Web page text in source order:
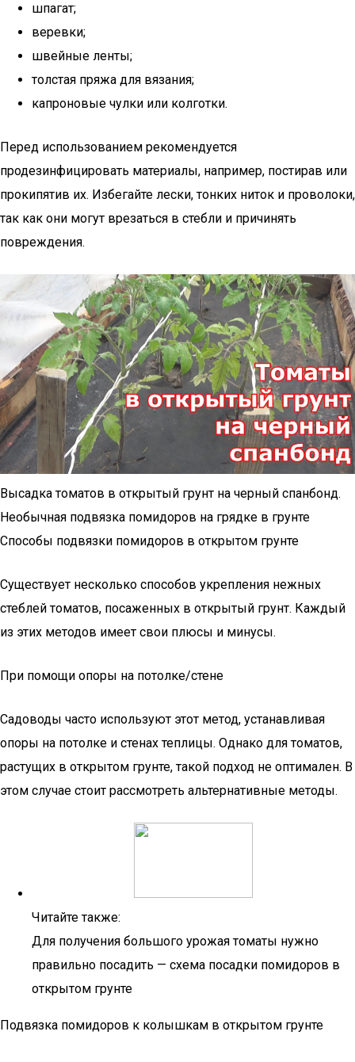
шпагат;
веревки;
швейные ленты;
толстая пряжа для вязания;
капроновые чулки или колготки.
Перед использованием рекомендуется
продезинфицировать материалы, например, постирав или
прокипятив их. Избегайте лески, тонких ниток и проволоки,
так как они могут врезаться в стебли и причинять
повреждения.
Высадка томатов в открытый грунт на черный спанбонд.
Необычная подвязка помидоров на грядке в грунте
Способы подвязки помидоров в открытом грунте
Существует несколько способов укрепления нежных
стеблей томатов, посаженных в открытый грунт. Каждый
из этих методов имеет свои плюсы и минусы.
При помощи опоры на потолке/стене
Садоводы часто используют этот метод, устанавливая
опоры на потолке и стенах теплицы. Однако для томатов,
растущих в открытом грунте, такой подход не оптимален. В
этом случае стоит рассмотреть альтернативные методы.
Читайте также:
Для получения большого урожая томаты нужно
правильно посадить — схема посадки помидоров в
открытом грунте
Подвязка помидоров к колышкам в открытом грунте